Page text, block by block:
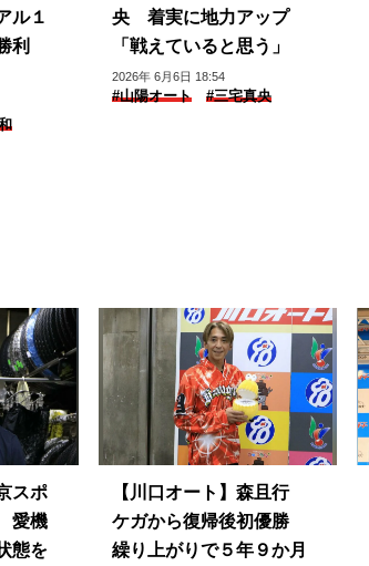
ル１
利
央 着実に地力アップ
「戦えていると思う」
2026年 6月6日 18:54
#山陽オート #三宅真央
スポ
愛機
態を
【川口オート】森且行
ケガから復帰後初優勝
繰り上がりで５年９か月